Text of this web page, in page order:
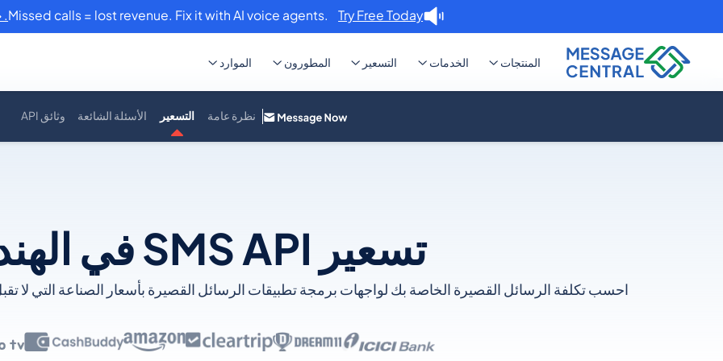
Missed calls = lost revenue. Fix it with AI voice agents.Try Free Today. →
المنتجات الخدمات التسعير المطورون الموارد
نظرة عامة التسعير الأسئلة الشائعة وثائق API
تسعير SMS API في الهند
احسب تكلفة الرسائل القصيرة الخاصة بك لواجهات برمجة تطبيقات الرسائل القصيرة بأسعار الصناعة التي لا